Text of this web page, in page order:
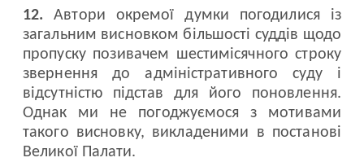
12.Автори окремої думки погодилися із
загальним висновком більшості суддів щодо
пропуску позивачем шестимісячного строку
звернення до адміністративного суду і
відсутністю підстав для його поновлення.
Однак ми не погоджуємося з мотивами
такого висновку, викладеними в постанові
Великої Палати.